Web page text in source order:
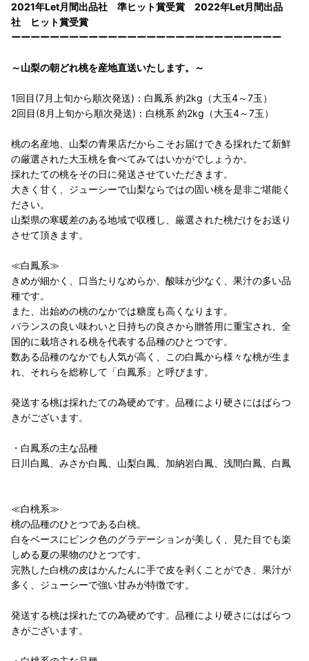
2021年Let月間出品社 準ヒット賞受賞 2022年Let月間出品
社 ヒット賞受賞
ーーーーーーーーーーーーーーーーーーーーーーーーーーーー
～山梨の朝どれ桃を産地直送いたします。～
1回目(7月上旬から順次発送)：白鳳系 約2kg（大玉4～7玉）
2回目(8月上旬から順次発送)：白桃系 約2kg（大玉4～7玉）
桃の名産地、山梨の青果店だからこそお届けできる採れたて新鮮
の厳選された大玉桃を食べてみてはいかがでしょうか。
採れたての桃をその日に発送させていただきます。
大きく甘く、ジューシーで山梨ならではの固い桃を是非ご堪能く
ださい。
山梨県の寒暖差のある地域で収穫し、厳選された桃だけをお送り
させて頂きます。
≪白鳳系≫
きめが細かく、口当たりなめらか、酸味が少なく、果汁の多い品
種です。
また、出始めの桃のなかでは糖度も高くなります。
バランスの良い味わいと日持ちの良さから贈答用に重宝され、全
国的に栽培される桃を代表する品種のひとつです。
数ある品種のなかでも人気が高く、この白鳳から様々な桃が生ま
れ、それらを総称して「白鳳系」と呼びます。
発送する桃は採れたての為硬めです。品種により硬さにはばらつ
きがございます。
・白鳳系の主な品種
日川白鳳、みさか白鳳、山梨白鳳、加納岩白鳳、浅間白鳳、白鳳
≪白桃系≫
桃の品種のひとつである白桃。
白をベースにピンク色のグラデーションが美しく、見た目でも楽
しめる夏の果物のひとつです。
完熟した白桃の皮はかんたんに手で皮を剥くことができ、果汁が
多く、ジューシーで強い甘みが特徴です。
発送する桃は採れたての為硬めです。品種により硬さにはばらつ
きがございます。